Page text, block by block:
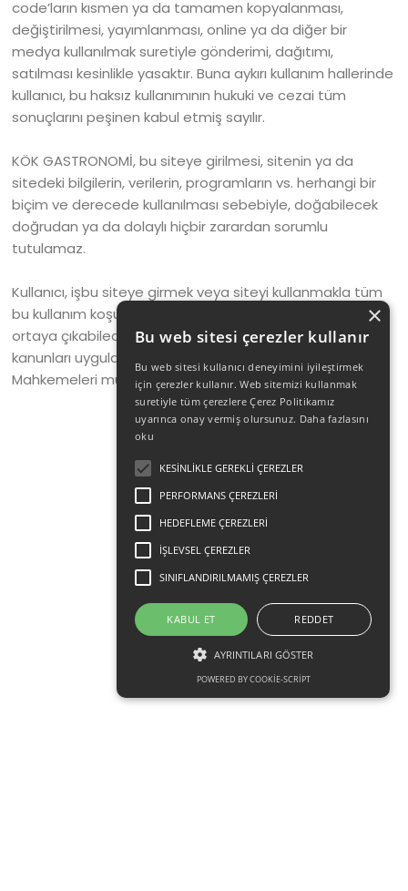
code’ların kısmen ya da tamamen kopyalanması,
değiştirilmesi, yayımlanması, online ya da diğer bir
medya kullanılmak suretiyle gönderimi, dağıtımı,
satılması kesinlikle yasaktır. Buna aykırı kullanım hallerinde
kullanıcı, bu haksız kullanımının hukuki ve cezai tüm
sonuçlarını peşinen kabul etmiş sayılır.
KÖK GASTRONOMİ, bu siteye girilmesi, sitenin ya da
sitedeki bilgilerin, verilerin, programların vs. herhangi bir
biçim ve derecede kullanılması sebebiyle, doğabilecek
doğrudan ya da dolaylı hiçbir zarardan sorumlu
tutulamaz.
Kullanıcı, işbu siteye girmek veya siteyi kullanmakla tüm
bu kullanım koşullarını kabul etmiş sayılmakta olup,
ortaya çıkabilecek her tür ihtilafların hallinde, Türk
kanunları uygulanmak şartıyla, İstanbul (Çağlayan)
Mahkemeleri münhasıran yetkilidir.
×
Bu web sitesi çerezler kullanır
Bu web sitesi kullanıcı deneyimini iyileştirmek
için çerezler kullanır. Web sitemizi kullanmak
suretiyle tüm çerezlere Çerez Politikamız
uyarınca onay vermiş olursunuz. Daha fazlasını
oku
KESINLIKLE GEREKLI ÇEREZLER
PERFORMANS ÇEREZLERI
HEDEFLEME ÇEREZLERI
İŞLEVSEL ÇEREZLER
SINIFLANDIRILMAMIŞ ÇEREZLER
KABUL ET REDDET
AYRINTILARI GÖSTER
POWERED BY COOKIE-SCRIPT